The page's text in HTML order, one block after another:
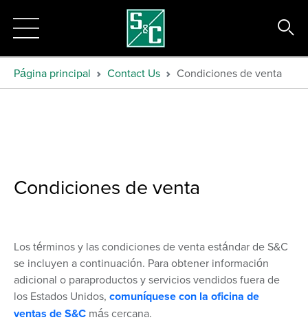
Página principal Contact Us Condiciones de venta
Condiciones de venta
Los términos y las condiciones de venta estándar de S&C
se incluyen a continuación. Para obtener información
adicional o paraproductos y servicios vendidos fuera de
los Estados Unidos, comuníquese con la oficina de
ventas de S&C más cercana.